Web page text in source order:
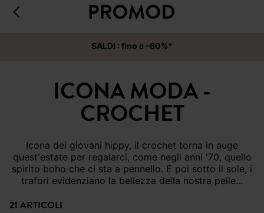
SALDI : fino a –60%*
ICONA MODA -
CROCHET
Icona dei giovani hippy, il crochet torna in auge
quest'estate per regalarci, come negli anni '70, quello
spirito boho che ci sta a pennello. E poi sotto il sole, i
trafori evidenziano la bellezza della nostra pelle...
21 ARTICOLI